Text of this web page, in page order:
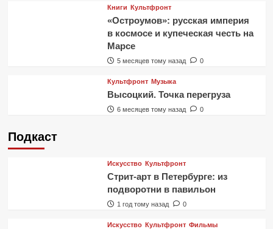
Книги Культфронт
«Остроумов»: русская империя
в космосе и купеческая честь на
Марсе
5 месяцев тому назад 0
Культфронт Музыка
Высоцкий. Точка перегруза
6 месяцев тому назад 0
Подкаст
Искусство Культфронт
Стрит-арт в Петербурге: из
подворотни в павильон
1 год тому назад 0
Искусство Культфронт Фильмы